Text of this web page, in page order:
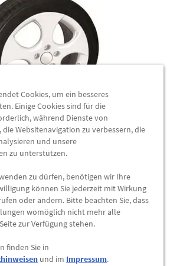
glänzend
2 x 400 ml
gern schnell ändert, ohne sich
richtig!
ist easy aufzutragen und jederzeit
schützt zusätzlich die ...
Cookies, um ein besseres
Einige Cookies sind für die
während Dienste von
Websitenavigation zu verbessern, die
und unsere
zu unterstützen.
zu dürfen, benötigen wir Ihre
können Sie jederzeit mit Wirkung
oder ändern. Bitte beachten Sie, dass
womöglich nicht mehr alle
zur Verfügung stehen.
finden Sie in
und im Impressum.